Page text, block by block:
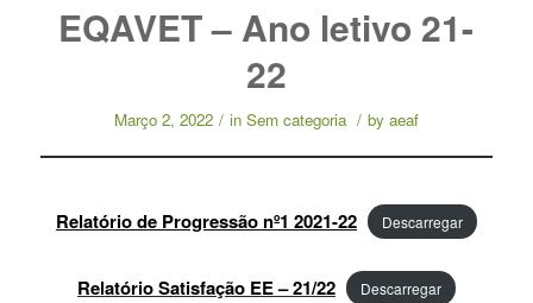
EQAVET – Ano letivo 21-
22
Março 2, 2022 / in Sem categoria / by aeaf
Relatório de Progressão nº1 2021-22 Descarregar
Relatório Satisfação EE – 21/22 Descarregar